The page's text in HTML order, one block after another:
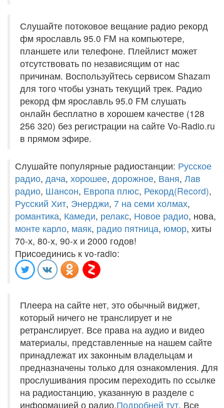
Слушайте потоковое вещание радио рекорд
фм ярославль 95.0 FM на компьютере,
планшете или телефоне. Плейлист может
отсутствовать по независящим от нас
причинам. Воспользуйтесь сервисом Shazam
для того чтобы узнать текущий трек. Радио
рекорд фм ярославль 95.0 FM слушать
онлайн бесплатно в хорошем качестве (128
256 320) без регистрации на сайте Vo-Radio.ru
в прямом эфире.
Слушайте популярные радиостанции: Русское
радио, дача, хорошее, дорожное, Ваня, Лав
радио, Шансон, Европа плюс, Рекорд(Record),
Русский Хит, Энерджи, 7 на семи холмах,
романтика, Камеди, релакс, Новое радио, нова,
монте карло, маяк, радио пятница, юмор, хиты
70-х, 80-х, 90-х и 2000 годов!
Присоединись к vo-radio:
Плеера на сайте нет, это обычный виджет,
который ничего не транслирует и не
ретранслирует. Все права на аудио и видео
материалы, представленные на нашем сайте
принадлежат их законным владельцам и
предназначены только для ознакомления. Для
прослушивания просим переходить по ссылке
на радиостанцию, указанную в разделе с
информацией о радио.Подробней тут. Все